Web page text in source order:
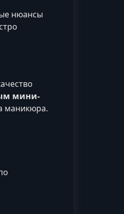
нюансы
мини-
маникюра.